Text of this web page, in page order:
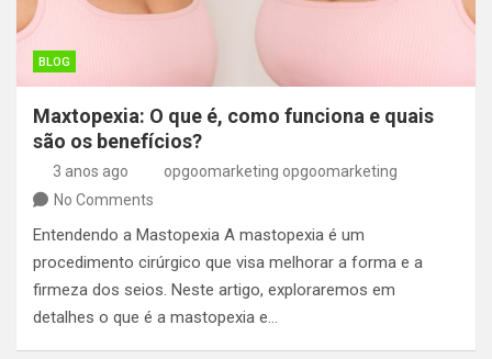
BLOG
Maxtopexia: O que é, como funciona e quais
são os benefícios?
3 anos ago
opgoomarketing opgoomarketing
No Comments
Entendendo a Mastopexia A mastopexia é um
procedimento cirúrgico que visa melhorar a forma e a
firmeza dos seios. Neste artigo, exploraremos em
detalhes o que é a mastopexia e…